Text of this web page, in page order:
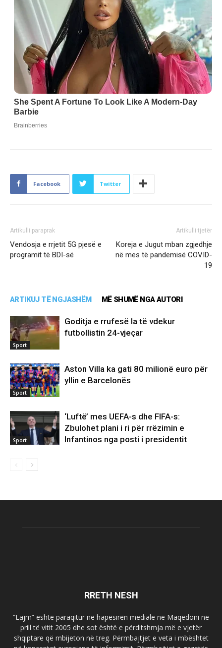
Facebook Twitter
Artikulli paraprak
Vendosja e rrjetit 5G pjesë e
programit të BDI-së
Artikulli tjetër
Koreja e Jugut mban zgjedhje
në mes të pandemisë COVID-
19
ARTIKUJ TË NGJASHËM MË SHUMË NGA AUTORI
Sport
Goditja e rrufesë la të vdekur
futbollistin 24-vjeçar
Sport
Aston Villa ka gati 80 milionë euro për
yllin e Barcelonës
Sport
‘Luftë’ mes UEFA-s dhe FIFA-s:
Zbulohet plani i ri për rrëzimin e
Infantinos nga posti i presidentit
RRETH NESH
“Lajm” është paraqitur në hapësirën mediale në Maqedoni në
prill të vitit 2005 dhe sot është e përditshmja më e vjetër
shqiptare që mbijeton në treg. Përmbajtjet e veta i mbështet